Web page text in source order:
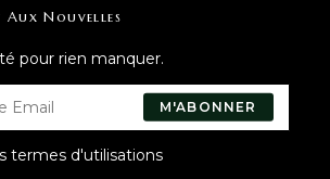
Aux Nouvelles
pour rien manquer.
M'ABONNER
termes d'utilisations